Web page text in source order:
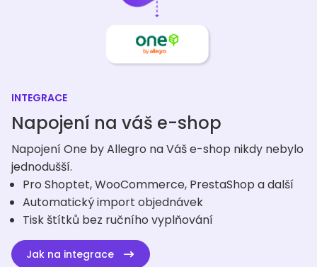
INTEGRACE
Napojení na váš e-shop
Napojení One by Allegro na Váš e-shop nikdy nebylo
jednodušší.
Pro Shoptet, WooCommerce, PrestaShop a další
Automatický import objednávek
Tisk štítků bez ručního vyplňování
Jak na integrace